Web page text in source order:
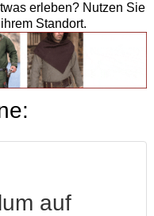
erleben? Nutzen Sie
Standort.
auf